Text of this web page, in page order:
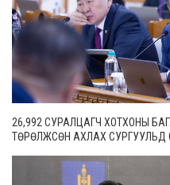
26,992 СУРАЛЦАГЧ ХОТХОНЫ
ТӨРӨЛЖСӨН АХЛАХ СУРГУУЛЬД